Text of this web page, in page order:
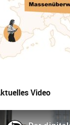
Video